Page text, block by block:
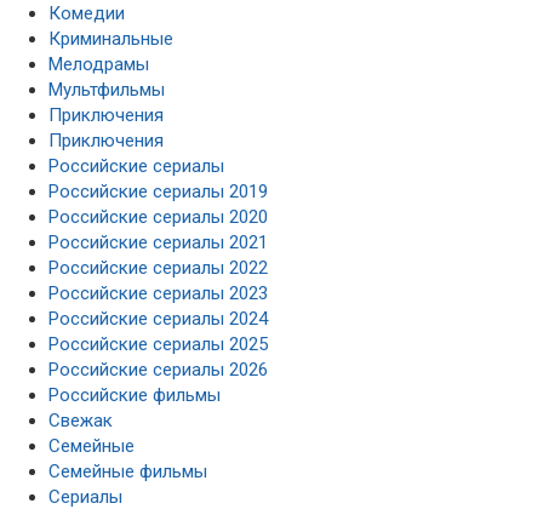
Комедии
Криминальные
Мелодрамы
Мультфильмы
Приключения
Приключения
Российские сериалы
Российские сериалы 2019
Российские сериалы 2020
Российские сериалы 2021
Российские сериалы 2022
Российские сериалы 2023
Российские сериалы 2024
Российские сериалы 2025
Российские сериалы 2026
Российские фильмы
Свежак
Семейные
Семейные фильмы
Сериалы